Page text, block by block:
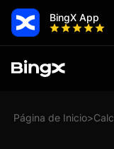
BingX App
Página de Inicio>